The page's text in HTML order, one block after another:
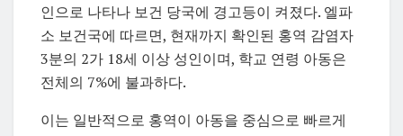
인으로 나타나 보건 당국에 경고등이 켜졌다. 엘파
소 보건국에 따르면, 현재까지 확인된 홍역 감염자
3분의 2가 18세 이상 성인이며, 학교 연령 아동은
전체의 7%에 불과하다.
이는 일반적으로 홍역이 아동을 중심으로 빠르게